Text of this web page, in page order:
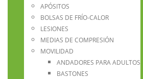
APÓSITOS
BOLSAS DE FRÍO-CALOR
LESIONES
MEDIAS DE COMPRESIÓN
MOVILIDAD
ANDADORES PARA ADULTOS
BASTONES